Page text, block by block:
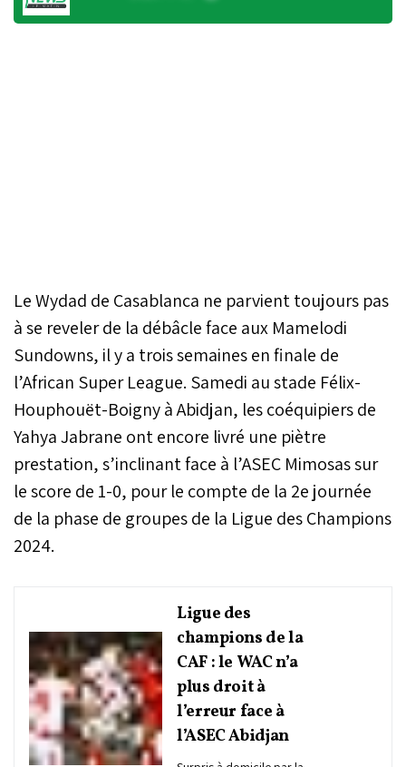
Le Wydad de Casablanca ne parvient toujours pas
à se reveler de la débâcle face aux Mamelodi
Sundowns, il y a trois semaines en finale de
l’African Super League. Samedi au stade Félix-
Houphouët-Boigny à Abidjan, les coéquipiers de
Yahya Jabrane ont encore livré une piètre
prestation, s’inclinant face à l’ASEC Mimosas sur
le score de 1-0, pour le compte de la 2e journée
de la phase de groupes de la Ligue des Champions
2024.
Ligue des
champions de la
CAF : le WAC n’a
plus droit à
l’erreur face à
l’ASEC Abidjan